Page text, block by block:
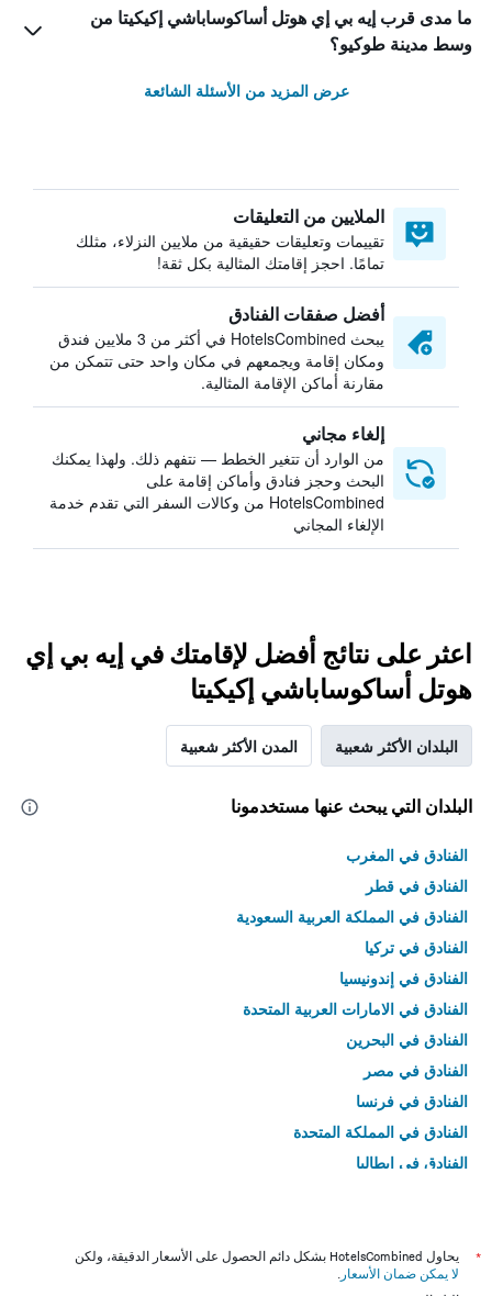
ما مدى قرب إيه بي إي هوتل أساكوساباشي إكيكيتا من
وسط مدينة طوكيو؟
عرض المزيد من الأسئلة الشائعة
الملايين من التعليقات
تقييمات وتعليقات حقيقية من ملايين النزلاء، مثلك
تمامًا. احجز إقامتك المثالية بكل ثقة!
أفضل صفقات الفنادق
يبحث HotelsCombined في أكثر من 3 ملايين فندق
ومكان إقامة ويجمعهم في مكان واحد حتى تتمكن من
مقارنة أماكن الإقامة المثالية.
إلغاء مجاني
من الوارد أن تتغير الخطط — نتفهم ذلك. ولهذا يمكنك
البحث وحجز فنادق وأماكن إقامة على
HotelsCombined من وكالات السفر التي تقدم خدمة
الإلغاء المجاني
اعثر على نتائج أفضل لإقامتك في إيه بي إي
هوتل أساكوساباشي إكيكيتا
البلدان الأكثر شعبية المدن الأكثر شعبية
البلدان التي يبحث عنها مستخدمونا
الفنادق في المغرب
الفنادق في قطر
الفنادق في المملكة العربية السعودية
الفنادق في تركيا
الفنادق في إندونيسيا
الفنادق في الامارات العربية المتحدة
الفنادق في البحرين
الفنادق في مصر
الفنادق في فرنسا
الفنادق في المملكة المتحدة
الفنادق في إيطاليا
*
يحاول HotelsCombined بشكل دائم الحصول على الأسعار الدقيقة، ولكن
لا يمكن ضمان الأسعار .